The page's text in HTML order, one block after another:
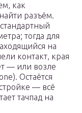
как
разъём.
тогда для
на
контакт, края
— или возле
Остаётся
— всё
тачпад на